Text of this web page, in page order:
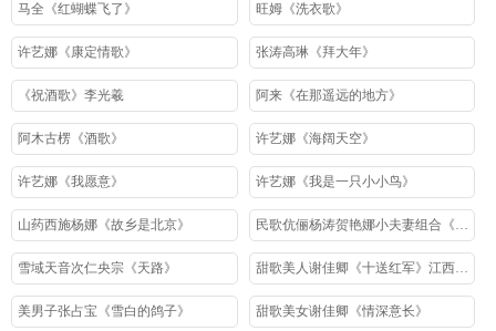
马全《红蝴蝶飞了》 旺姆《洗衣歌》
许艺娜《康定情歌》 张涛高琳《拜大年》
《祝酒歌》李光羲 阿来《在那遥远的地方》
阿木古楞《酒歌》 许艺娜《海阔天空》
许艺娜《我愿意》 许艺娜《我是一只小小鸟》
山药西施杨娜《故乡是北京》 民歌伉俪杨涛贺艳娜小夫妻组合《走西口》
雪域天音次仁央宗《天路》 甜歌美人谢佳卿《十送红军》江西民歌
美男子张占宝《雪白的鸽子》 甜歌美女谢佳卿《情深意长》